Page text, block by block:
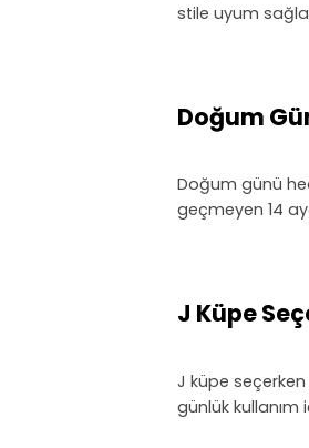
stile uyum
Doğum
Doğum günü
geçmeyen 14
J Küpe
J küpe seçerken
günlük kullanım